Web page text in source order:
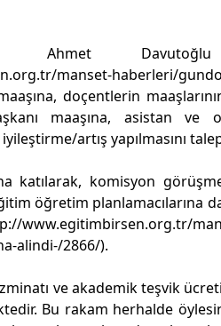
Ahmet
manset-haberleri/
doçentlerin
maaşına, asistan ve
artış yapılmasını
katılarak, komisyon
öğretim planlamacılarına
www.egitimbirsen.org.tr/
alindi-/2866/).
ve akademik teşvik
Bu rakam herhalde